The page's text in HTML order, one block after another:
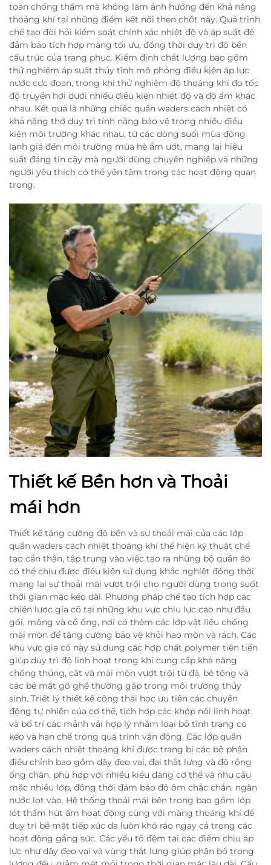
toàn chống thấm mà không làm ảnh hưởng đến khả năng
thoáng khí tại những điểm kết nối then chốt này. Quá trình
chế tạo đòi hỏi kiểm soát chính xác nhiệt độ và áp suất để
đảm bảo tích hợp màng tối ưu, đồng thời duy trì độ bền
cấu trúc của trang phục. Kiểm định chất lượng bao gồm
thử nghiệm áp suất thủy tĩnh mô phỏng điều kiện áp lực
nước cực đoan, trong khi thử nghiệm độ thoáng khí đo tốc
độ truyền hơi dưới nhiều điều kiện nhiệt độ và độ ẩm khác
nhau. Kết quả là những chiếc quần waders cách nhiệt có
khả năng thở duy trì tính năng bảo vệ trong nhiều điều
kiện môi trường khác nhau, từ các dòng suối mùa đông
lạnh giá đến môi trường mùa hè ẩm ướt, mang lại hiệu
suất đáng tin cậy mà người dùng chuyên nghiệp và những
người yêu thích có thể yên tâm trong các hoạt động quan
trọng.
Thiết kế Bền hơn và Thoải
mái hơn
Thiết kế tăng cường độ bền và sự thoải mái của các lớp
quần waders cách nhiệt thoáng khí thể hiện kỹ thuật chế
tạo cẩn thận, tập trung vào việc tạo ra những bộ quần áo
có thể chịu được điều kiện sử dụng khắc nghiệt đồng thời
mang lại sự thoải mái vượt trội cho người dùng trong suốt
thời gian mặc kéo dài. Phương pháp chế tạo tích hợp các
chiến lược gia cố tại những khu vực chịu lực cao như đầu
gối, mông và cổ ống, nơi có thêm các lớp vật liệu chống
mài mòn để tăng cường bảo vệ khỏi hao mòn và rách. Các
khu vực gia cố này sử dụng các hợp chất polymer tiên tiến
giúp duy trì độ linh hoạt trong khi cung cấp khả năng
chống thủng, cắt và mài mòn vượt trội từ đá, bê tông và
các bề mặt gồ ghề thường gặp trong môi trường thủy
sinh. Triết lý thiết kế công thái học ưu tiên các chuyển
động tự nhiên của cơ thể, tích hợp các khớp nối linh hoạt
và bố trí các mảnh vải hợp lý nhằm loại bỏ tình trạng co
kéo và hạn chế trong quá trình vận động. Các lớp quần
waders cách nhiệt thoáng khí được trang bị các bộ phận
điều chỉnh bao gồm dây đeo vai, đai thắt lưng và độ rộng
ống chân, phù hợp với nhiều kiểu dáng cơ thể và nhu cầu
mặc nhiều lớp, đồng thời đảm bảo độ ôm chắc chắn, ngăn
nước lọt vào. Hệ thống thoải mái bên trong bao gồm lớp
lót thấm hút ẩm hoạt động cùng với màng thoáng khí để
duy trì bề mặt tiếp xúc da luôn khô ráo ngay cả trong các
hoạt động gắng sức. Các yếu tố đệm tại các điểm chịu áp
lực như dây đeo vai và vùng thắt lưng giúp phân bổ trọng